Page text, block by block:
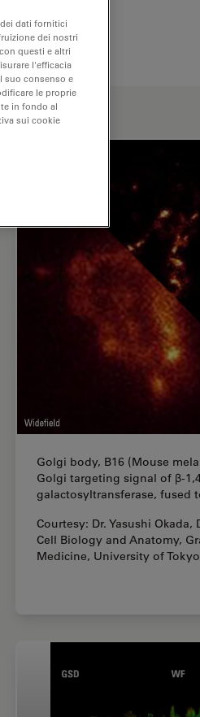
Golgi body, B16 (Mouse
Golgi targeting signal of β-
galactosyltransferase, fused
Courtesy: Dr. Yasushi
Cell Biology and Anatomy,
Medicine, University of
dati fornitici
dei nostri
questi e altri
l'efficacia
suo consenso e
le proprie
in fondo al
sui cookie